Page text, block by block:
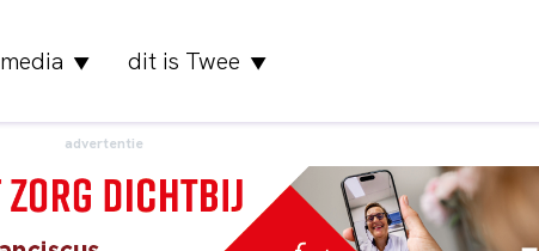
media ▼ dit is Twee ▼
advertentie